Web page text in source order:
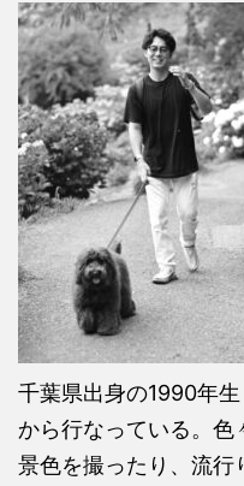
千葉県出身の1990年
から行なっている。色
景色を撮ったり、流行